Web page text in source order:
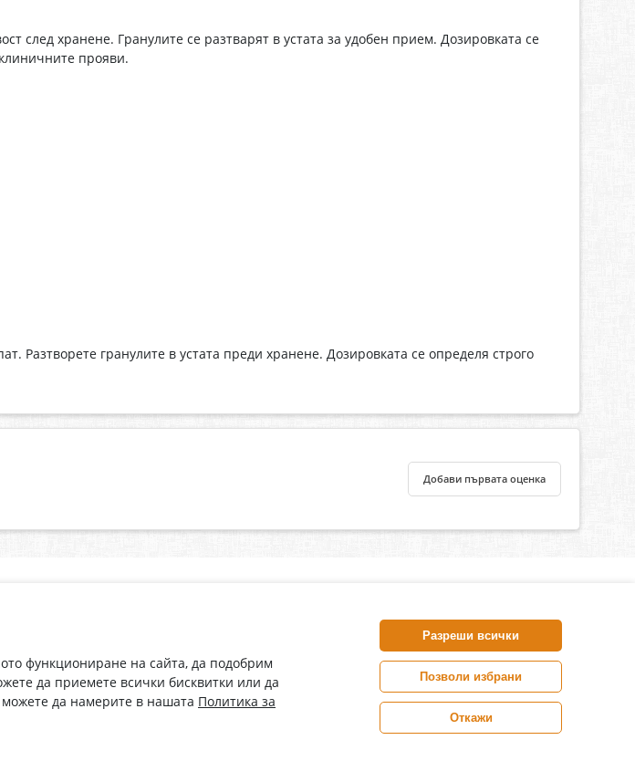
след хранене. Гранулите се разтварят в устата за удобен прием. Дозировката се
прояви.
Разтворете гранулите в устата преди хранене. Дозировката се определя строго
Добави първата оценка
за лични данни .
ePharm.bg е лицензирана онлайн аптека и част от аптеки
„Ванчева“, които повече от 30 години се грижат за здравето на
своите пациенти.
ePharm е лицензирана онлайн аптека от
Изпълнителна Агенция по Лекарствата
функциониране на сайта, да подобрим
да приемете всички бисквитки или да
да намерите в нашата Политика за
Разреши всички
Позволи избрани
Откажи